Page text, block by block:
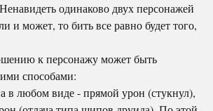
одинаково двух персонажей
и может, то бить все равно будет того,
к персонажу может быть
способами:
в любом виде - прямой урон (стукнул),